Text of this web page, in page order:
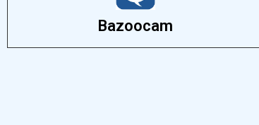
Bazoocam